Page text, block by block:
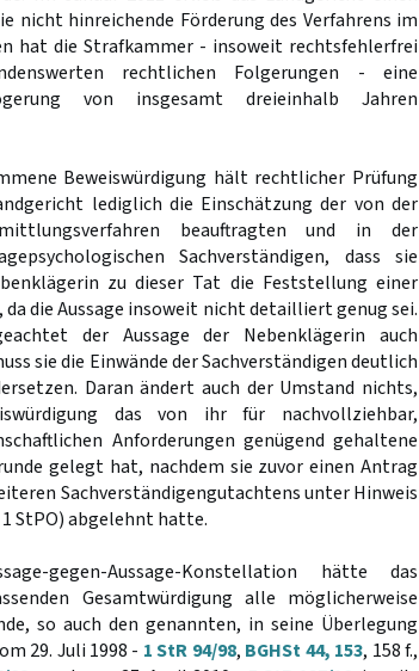
nicht hinreichende Förderung des Verfahrens im
hat die Strafkammer - insoweit rechtsfehlerfrei
rechtlichen Folgerungen - eine
von insgesamt dreieinhalb Jahren
Beweiswürdigung hält rechtlicher Prüfung
lediglich die Einschätzung der von der
beauftragten und in der
Sachverständigen, dass sie
zu dieser Tat die Feststellung einer
die Aussage insoweit nicht detailliert genug sei.
der Aussage der Nebenklägerin auch
sie die Einwände der Sachverständigen deutlich
Daran ändert auch der Umstand nichts,
das von ihr für nachvollziehbar,
Anforderungen genügend gehaltene
gelegt hat, nachdem sie zuvor einen Antrag
Sachverständigengutachtens unter Hinweis
StPO) abgelehnt hatte.
gegen-Aussage-Konstellation hätte das
Gesamtwürdigung alle möglicherweise
so auch den genannten, in seine Überlegung
29. Juli 1998 - 1 StR 94/98, BGHSt 44, 153, 158 f.,